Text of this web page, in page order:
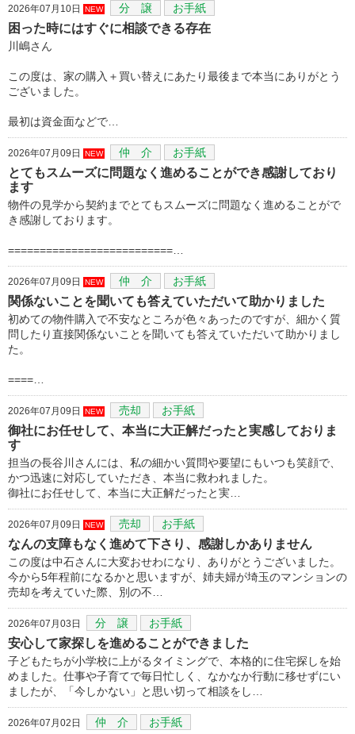
2026年07月10日 NEW 分 譲 お手紙
困った時にはすぐに相談できる存在
川嶋さん
この度は、家の購入＋買い替えにあたり最後まで本当にありがとう
ございました。
最初は資金面などで…
2026年07月09日 NEW 仲 介 お手紙
とてもスムーズに問題なく進めることができ感謝しており
ます
物件の見学から契約までとてもスムーズに問題なく進めることがで
き感謝しております。
==========================…
2026年07月09日 NEW 仲 介 お手紙
関係ないことを聞いても答えていただいて助かりました
初めての物件購入で不安なところが色々あったのですが、細かく質
問したり直接関係ないことを聞いても答えていただいて助かりまし
た。
====…
2026年07月09日 NEW 売却 お手紙
御社にお任せして、本当に大正解だったと実感しておりま
す
担当の長谷川さんには、私の細かい質問や要望にもいつも笑顔で、
かつ迅速に対応していただき、本当に救われました。
御社にお任せして、本当に大正解だったと実…
2026年07月09日 NEW 売却 お手紙
なんの支障もなく進めて下さり、感謝しかありません
この度は中石さんに大変おせわになり、ありがとうございました。
今から5年程前になるかと思いますが、姉夫婦が埼玉のマンションの
売却を考えていた際、別の不…
2026年07月03日 分 譲 お手紙
安心して家探しを進めることができました
子どもたちが小学校に上がるタイミングで、本格的に住宅探しを始
めました。仕事や子育てで毎日忙しく、なかなか行動に移せずにい
ましたが、「今しかない」と思い切って相談をし…
2026年07月02日 仲 介 お手紙